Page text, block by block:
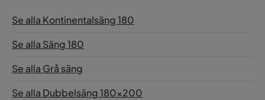
Se alla Kontinentalsäng 180
Se alla Säng 180
Se alla Grå säng
Se alla Dubbelsäng 180x200